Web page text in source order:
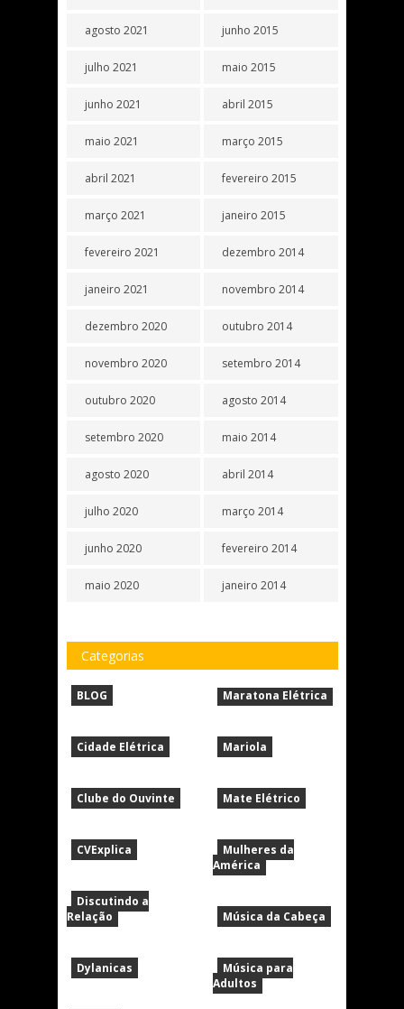
agosto 2021
julho 2021
junho 2021
maio 2021
abril 2021
março 2021
fevereiro 2021
janeiro 2021
dezembro 2020
novembro 2020
outubro 2020
setembro 2020
agosto 2020
julho 2020
junho 2020
maio 2020
junho 2015
maio 2015
abril 2015
março 2015
fevereiro 2015
janeiro 2015
dezembro 2014
novembro 2014
outubro 2014
setembro 2014
agosto 2014
maio 2014
abril 2014
março 2014
fevereiro 2014
janeiro 2014
Categorias
BLOG
Cidade Elétrica
Clube do Ouvinte
CVExplica
Discutindo a
Relação
Dylanicas
Maratona Elétrica
Mariola
Mate Elétrico
Mulheres da
América
Música da Cabeça
Música para
Adultos